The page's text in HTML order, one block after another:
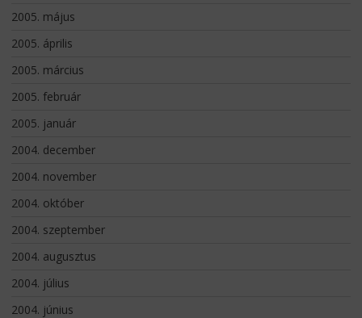
2005. május
2005. április
2005. március
2005. február
2005. január
2004. december
2004. november
2004. október
2004. szeptember
2004. augusztus
2004. július
2004. június